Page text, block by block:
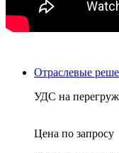
Отраслевые
УДС на
Цена по запросу